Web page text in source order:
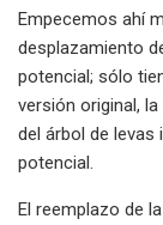
Empecemos ahí
desplazamiento
potencial; sólo
versión original,
del árbol de levas
potencial.
El reemplazo de